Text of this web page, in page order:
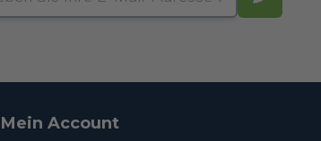
Mein Account